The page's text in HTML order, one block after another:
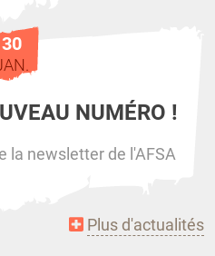
30
NUMÉRO !
la newsletter de l'AFSA
Plus d'actualités